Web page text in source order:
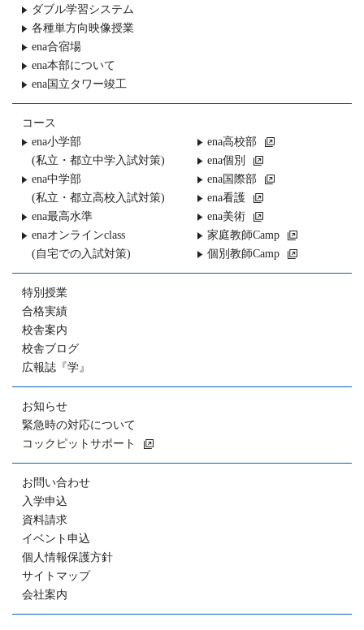
ダブル学習システム
各種単方向映像授業
ena合宿場
ena本部について
ena国立タワー竣工
コース
ena小学部
(私立・都立中学入試対策)
ena中学部
(私立・都立高校入試対策)
ena最高水準
enaオンラインclass
(自宅での入試対策)
ena高校部
ena個別
ena国際部
ena看護
ena美術
家庭教師Camp
個別教師Camp
特別授業
合格実績
校舎案内
校舎ブログ
広報誌『学』
お知らせ
緊急時の対応について
コックピットサポート
お問い合わせ
入学申込
資料請求
イベント申込
個人情報保護方針
サイトマップ
会社案内